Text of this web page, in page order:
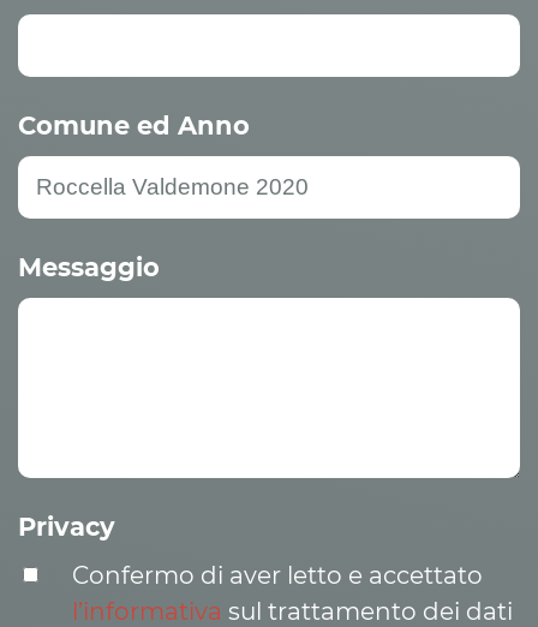
Comune ed Anno
Messaggio
Privacy
Confermo di aver letto e accettato
l’informativa sul trattamento dei dati